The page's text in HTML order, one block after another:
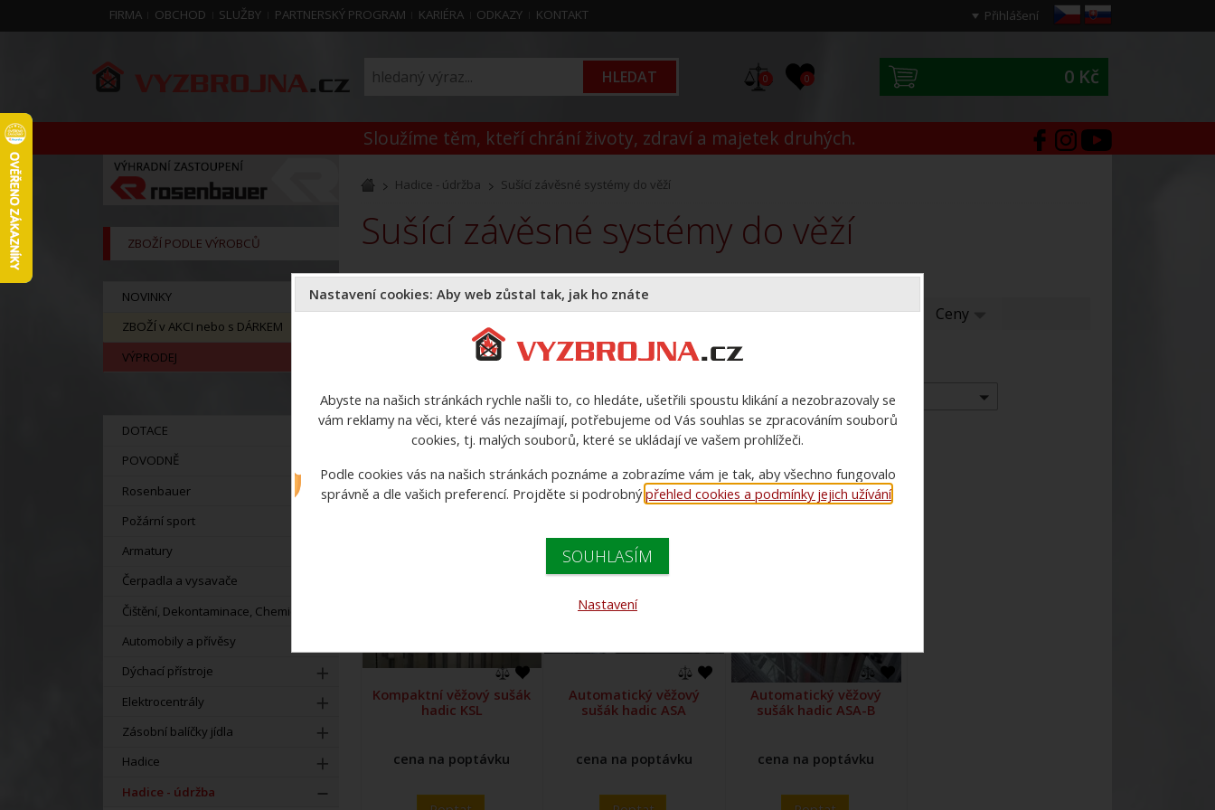
FIRMA OBCHOD SLUŽBY PARTNERSKÝ PROGRAM KARIÉRA ODKAZY KONTAKT Přihlášení
0 0 0 Kč
Sloužíme těm, kteří chrání životy, zdraví a majetek druhých.
ZBOŽÍ PODLE VÝROBCŮ
NOVINKY
ZBOŽÍ v AKCI nebo s DÁRKEM
VÝPRODEJ
DOTACE
POVODNĚ
Rosenbauer
Požární sport
Armatury
Čerpadla a vysavače
Čištění, Dekontaminace, Chemie
Automobily a přívěsy
Dýchací přístroje
Elektrocentrály
Zásobní balíčky jídla
Hadice
Hadice - údržba
Hadice - údržba Sušící závěsné systémy do věží
Sušící závěsné systémy do věží
Doporučujeme Názvu zboží Názvu zboží Ceny Ceny
0 Kč - 0 Kč
-- vše --
-- vše --
1
Kompaktní věžový sušák
hadic KSL
cena na poptávku
Automatický věžový
sušák hadic ASA
cena na poptávku
Automatický věžový
sušák hadic ASA-B
cena na poptávku
Nastavení cookies: Aby web zůstal tak, jak ho znáte
Abyste na našich stránkách rychle našli to, co hledáte, ušetřili spoustu klikání a nezobrazovaly se
vám reklamy na věci, které vás nezajímají, potřebujeme od Vás souhlas se zpracováním souborů
cookies, tj. malých souborů, které se ukládají ve vašem prohlížeči.
Podle cookies vás na našich stránkách poznáme a zobrazíme vám je tak, aby všechno fungovalo
správně a dle vašich preferencí. Projděte si podrobnýpřehled cookies a podmínky jejich užívání
SOUHLASÍM
Nastavení